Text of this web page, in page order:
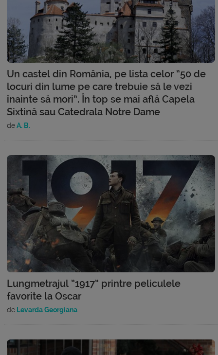
Un castel din România, pe lista celor ”50 de
locuri din lume pe care trebuie să le vezi
înainte să mori”. În top se mai află Capela
Sixtină sau Catedrala Notre Dame
deA. B.
Lungmetrajul ”1917” printre peliculele
favorite la Oscar
de Levarda Georgiana